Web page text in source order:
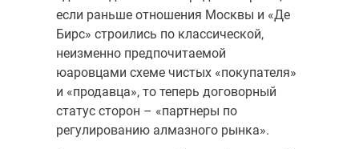
если раньше отношения Москвы и «Де
Бирс» строились по классической,
неизменно предпочитаемой
юаровцами схеме чистых «покупателя»
и «продавца», то теперь договорный
статус сторон – «партнеры по
регулированию алмазного рынка».